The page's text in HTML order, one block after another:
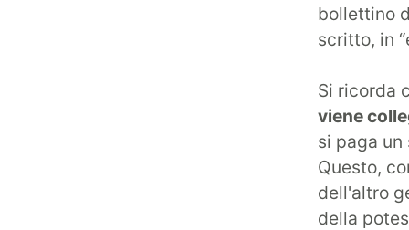
bollettino
scritto, in
Si ricorda
viene
si paga
Questo,
dell'altro
della